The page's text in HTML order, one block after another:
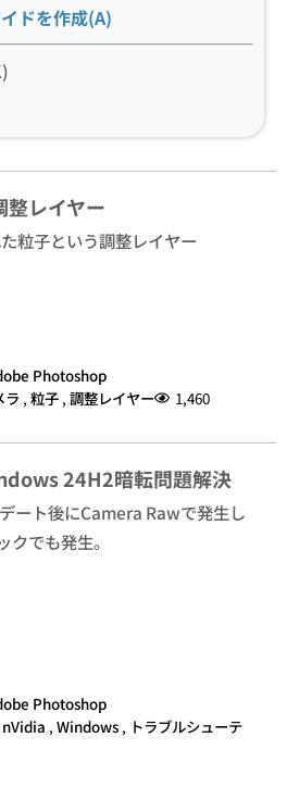
ドを作成(A)
整レイヤー
粒子という調整レイヤー
Photoshop
ラ , 粒子 , 調整レイヤー 1,460
24H2暗転問題解決
ート後にCamera Rawで発生し
でも発生。
Photoshop
nVidia , Windows , トラブルシューテ